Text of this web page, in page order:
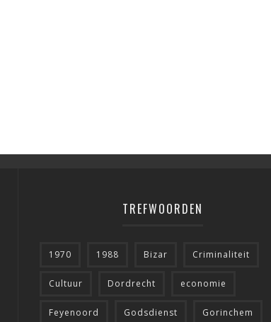
TREFWOORDEN
1970 1988 Bizar Criminaliteit
Cultuur Dordrecht economie
Feyenoord Godsdienst Gorinchem